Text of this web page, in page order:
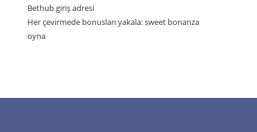
Bethub giriş adresi
Her çevirmede bonusları yakala: sweet bonanza
oyna